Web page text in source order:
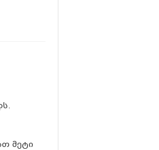
მეტი